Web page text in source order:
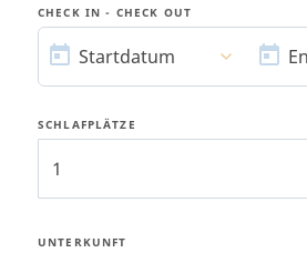
CHECK IN - CHECK OUT
STARTDATUM
Startdatum
SCHLAFPLÄTZE
1
UNTERKUNFT